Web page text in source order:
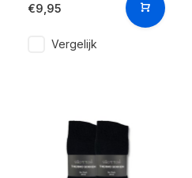
€9,95
Vergelijk